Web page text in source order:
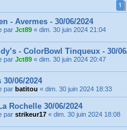
1
- Avermes - 30/06/2024
par Jct89 « dim. 30 juin 2024 21:04
- ColorBowl Tinqueux - 30/
par Jct89 « dim. 30 juin 2024 20:47
06/2024
par batitou « dim. 30 juin 2024 18:33
Rochelle 30/06/2024
par strikeur17 « dim. 30 juin 2024 18:08